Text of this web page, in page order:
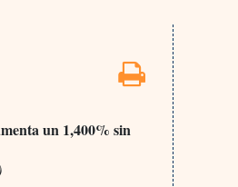
un 1,400% sin